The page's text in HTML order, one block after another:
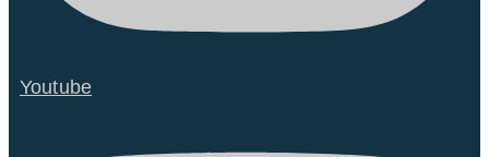
Youtube